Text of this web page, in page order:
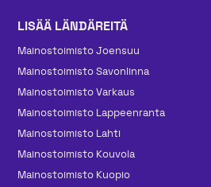
LISÄÄ LÄNDÄREITÄ
Mainos­toimisto Joensuu
Mainos­toimisto Savonlinna
Mainos­toimisto Varkaus
Mainos­toimisto Lappeenranta
Mainos­toimisto Lahti
Mainos­toimisto Kouvola
Mainos­toimisto Kuopio